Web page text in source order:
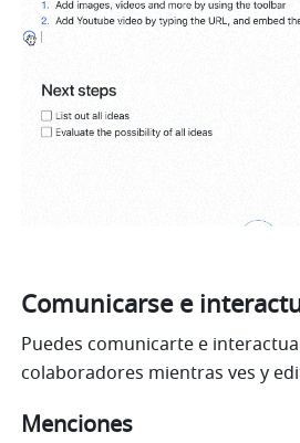
Comunicarse e
Puedes comunicarte e
colaboradores mientras ves y
Menciones